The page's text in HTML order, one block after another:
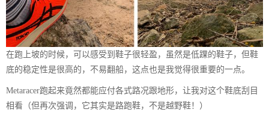
在跑上坡的时候，可以感受到鞋子很轻盈，虽然是低踝的鞋子，但鞋
底的稳定性是很高的，不易翻船，这点也是我觉得很重要的一点。
Metaracer跑起来竟然都能应付各式路况跟地形，让我对这个鞋底刮目
相看（但再次强调，它其实是路跑鞋，不是越野鞋！）